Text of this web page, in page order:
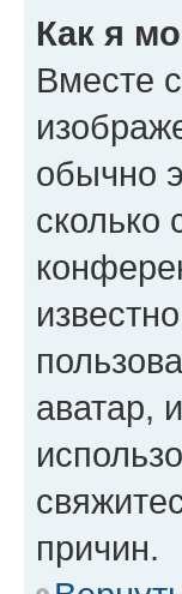
Как я
Вместе
обычно
сколько
аватар,
причин.